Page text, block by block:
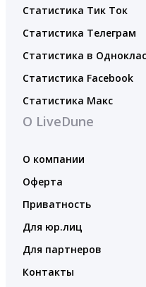
Статистика Тик Ток
Статистика Телеграм
Статистика в
Статистика Facebook
Статистика Макс
О LiveDune
О компании
Оферта
Приватность
Для юр.лиц
Для партнеров
Контакты